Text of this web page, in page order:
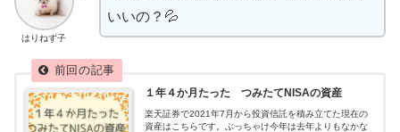
はりねず子
いいの？💦
１年４か月たった つみたてNISAの資産
楽天証券で2021年7月から投資信託を積み立てた現在の
資産はこちらです。ぶっちゃけ今年は去年よりもなかな